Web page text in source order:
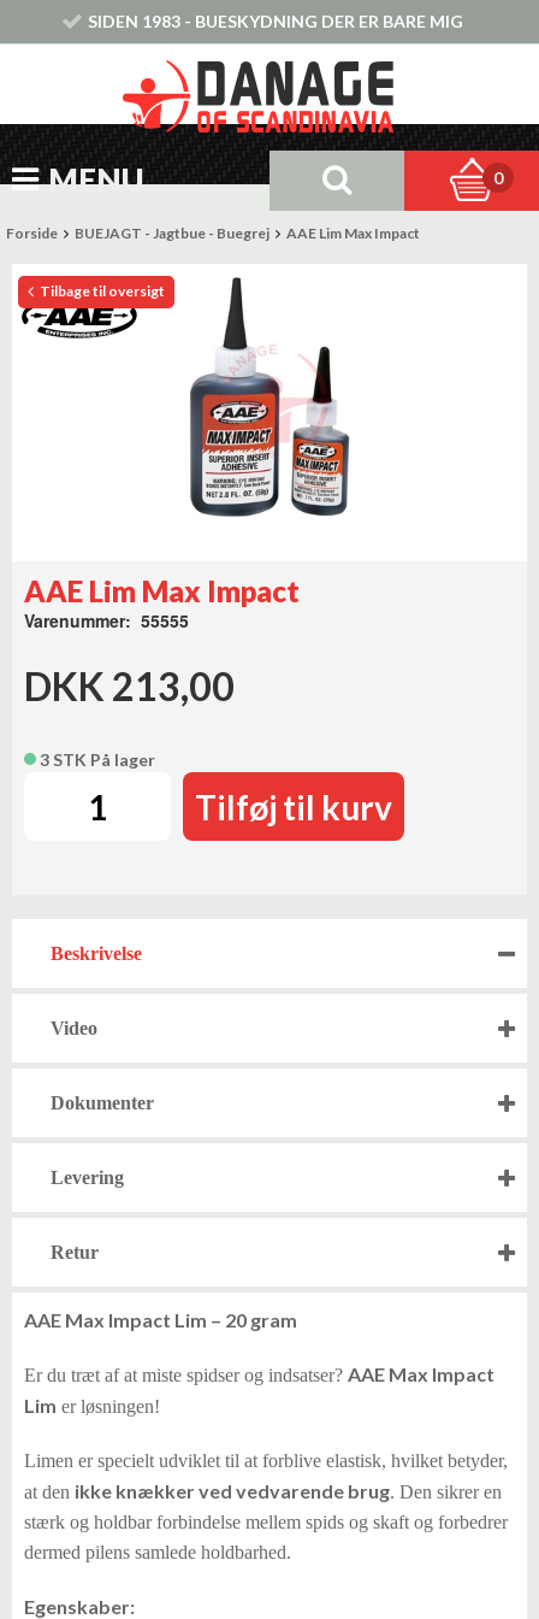
SIDEN 1983 - BUESKYDNING DER ER BARE MIG
MENU 0
Forside BUEJAGT - Jagtbue - Buegrej AAE Lim Max Impact
Tilbage til oversigt
AAE Lim Max Impact
Varenummer: 55555
DKK 213,00
3 STK På lager
Tilføj til kurv
Beskrivelse
Video
Dokumenter
Levering
Retur
AAE Max Impact Lim – 20 gram
Er du træt af at miste spidser og indsatser? AAE Max Impact
Lim er løsningen!
Limen er specielt udviklet til at forblive elastisk, hvilket betyder,
at den ikke knækker ved vedvarende brug. Den sikrer en
stærk og holdbar forbindelse mellem spids og skaft og forbedrer
dermed pilens samlede holdbarhed.
Egenskaber: